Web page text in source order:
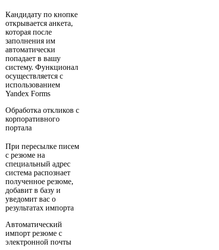
Кандидату по кнопке
открывается анкета,
которая после
заполнения им
автоматически
попадает в вашу
систему. Функционал
осуществляется с
использованием
Yandex Forms
Обработка откликов с
корпоративного
портала
При пересылке писем
с резюме на
специальный адрес
система распознает
полученное резюме,
добавит в базу и
уведомит вас о
результатах импорта
Автоматический
импорт резюме с
электронной почты